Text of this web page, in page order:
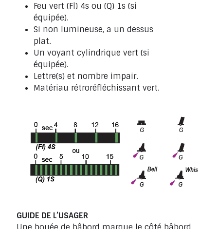
Feu vert (Fl) 4s ou (Q) 1s (si
équipée).
Si non lumineuse, a un dessus
plat.
Un voyant cylindrique vert (si
équipée).
Lettre(s) et nombre impair.
Matériau rétroréfléchissant vert.
GUIDE DE L’USAGER